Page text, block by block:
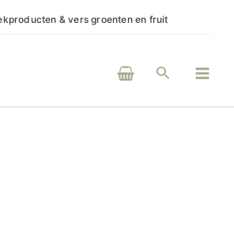
& vers groenten en fruit
Zoeken